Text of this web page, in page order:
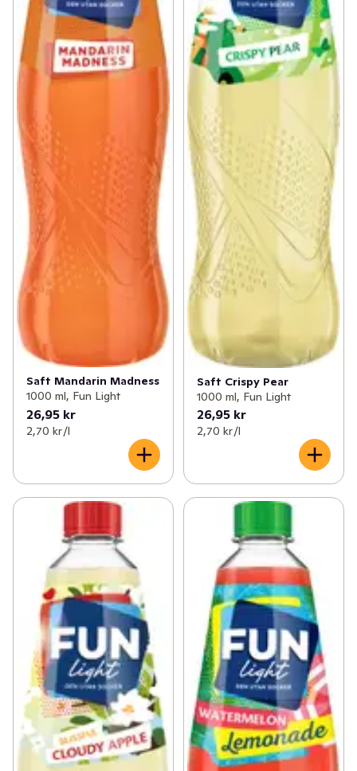
Saft Mandarin Madness
1000 ml, Fun Light
26,95 kr
2,70 kr /l
Saft Crispy Pear
1000 ml, Fun Light
26,95 kr
2,70 kr /l